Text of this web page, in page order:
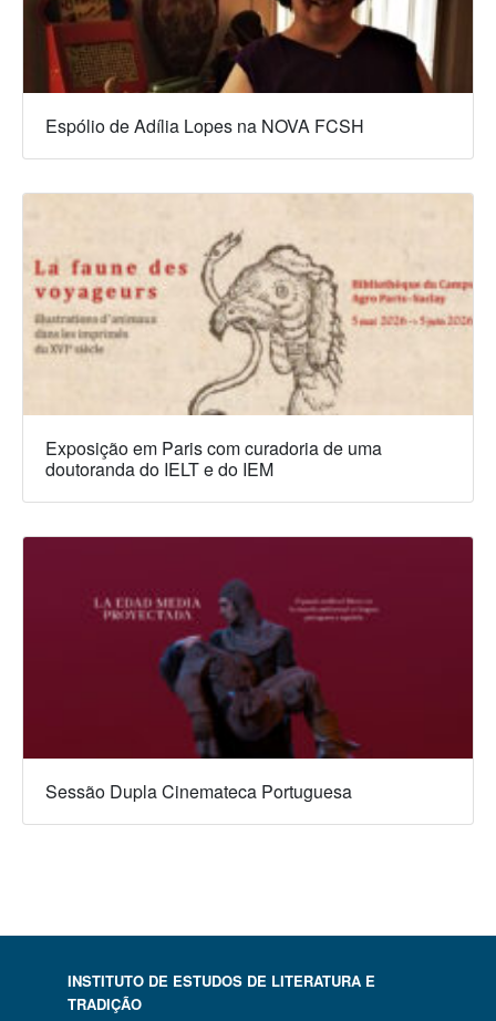
Espólio de Adília Lopes na NOVA FCSH
Exposição em Paris com curadoria de uma
doutoranda do IELT e do IEM
Sessão Dupla Cinemateca Portuguesa
INSTITUTO DE ESTUDOS DE LITERATURA E
TRADIÇÃO